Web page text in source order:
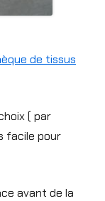
de tissus
( par
facile pour
avant de la